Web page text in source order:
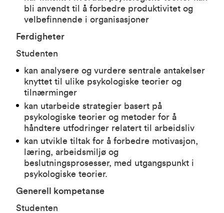
bli anvendt til å forbedre produktivitet og
velbefinnende i organisasjoner
Ferdigheter
Studenten
kan analysere og vurdere sentrale antakelser
knyttet til ulike psykologiske teorier og
tilnærminger
kan utarbeide strategier basert på
psykologiske teorier og metoder for å
håndtere utfodringer relatert til arbeidsliv
kan utvikle tiltak for å forbedre motivasjon,
læring, arbeidsmiljø og
beslutningsprosesser, med utgangspunkt i
psykologiske teorier.
Generell kompetanse
Studenten